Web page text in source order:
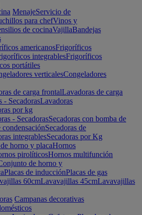
MenajeServicio de
para chefVinos y
de cocinaVajillaBandejas
americanosFrigoríficos
integrablesFrigoríficos
portátiles
verticalesCongeladores
de carga frontalLavadoras de carga
- SecadorasLavadoras
por kg
- SecadorasSecadoras con bomba de
condensaciónSecadoras de
integrablesSecadoras por Kg
horno y placaHornos
pirolíticosHornos multifunción
de horno y
Placas de inducciónPlacas de gas
60cmLavavajillas 45cmLavavajillas
Campanas decorativas